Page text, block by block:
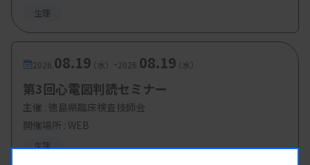
生理
2026. 08.19（水） -2026. 08.19（水）
第3回心電図判読セミナー
主催 : 徳島県臨床検査技師会
開催場所 : WEB
生理